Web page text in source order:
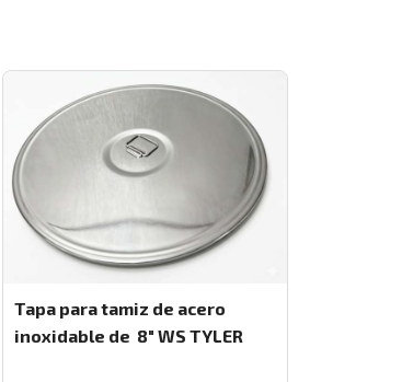
Tapa para tamiz de acero
inoxidable de 8" WS TYLER